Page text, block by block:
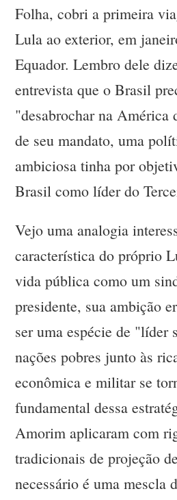
Folha, cobri a primeira
Lula ao exterior, em
Equador. Lembro dele
entrevista que o Brasil
"desabrochar na
de seu mandato, uma
ambiciosa tinha por
Brasil como líder do
Vejo uma analogia
característica do próprio
vida pública como um
presidente, sua ambição
ser uma espécie de "líder
nações pobres junto às
econômica e militar se
fundamental dessa
Amorim aplicaram com
tradicionais de projeção
necessário é uma mescla